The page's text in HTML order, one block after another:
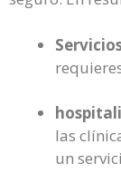
las
un